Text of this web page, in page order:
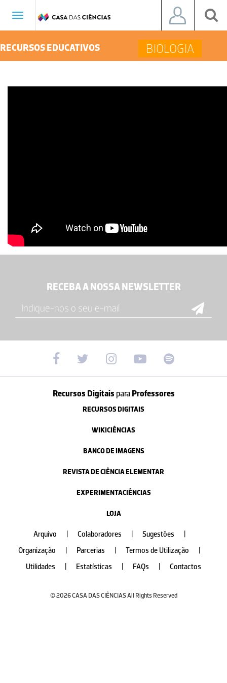
Toggle
RECURSOS EDUCATIVOS BIOLOGIA
RECEBA A NOSSA NEWSLETTER
Recursos Digitais paraProfessores
RECURSOS DIGITAIS
WIKICIÊNCIAS
BANCO DE IMAGENS
REVISTA DE CIÊNCIA ELEMENTAR
EXPERIMENTACIÊNCIAS
LOJA
Arquivo Colaboradores Sugestões
Organização
Parcerias Termos de Utilização
Utilidades
Estatísticas FAQs Contactos
© 2026 CASA DAS CIÊNCIAS All Rights Reserved